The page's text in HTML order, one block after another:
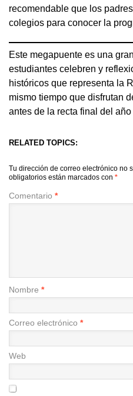
recomendable que los
colegios para conocer la
Este megapuente es una
estudiantes celebren y
históricos que representa la
mismo tiempo que disfrutan
antes de la recta final del año
RELATED TOPICS:
Tu dirección de correo electrónico no
obligatorios están marcados con *
Comentario *
Nombre *
Correo electrónico *
Web